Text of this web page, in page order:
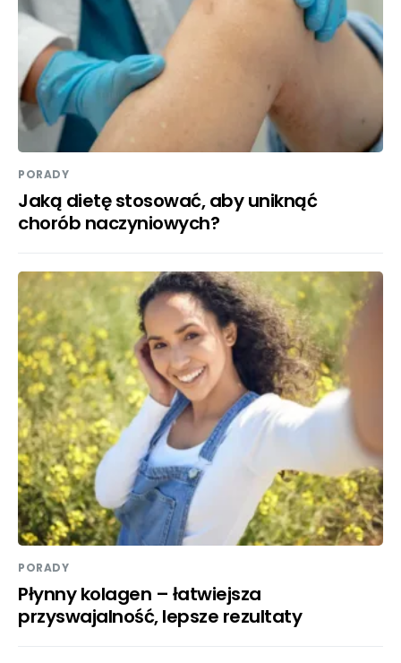
PORADY
Jaką dietę stosować, aby uniknąć
chorób naczyniowych?
PORADY
Płynny kolagen – łatwiejsza
przyswajalność, lepsze rezultaty